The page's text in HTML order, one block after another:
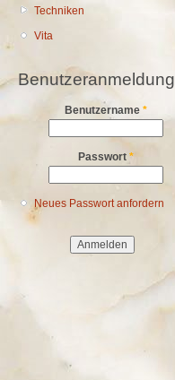
Techniken
Vita
Benutzeranmeldung
Benutzername *
Passwort *
Neues Passwort anfordern